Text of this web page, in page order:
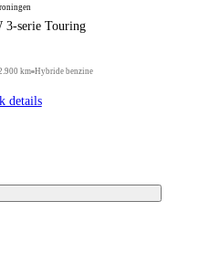
3-serie Touring
km Hybride benzine
details